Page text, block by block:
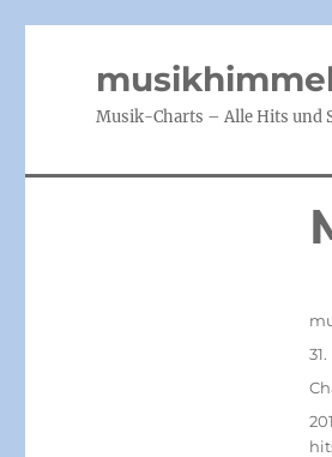
Musik-Charts – Alle Hits und
am